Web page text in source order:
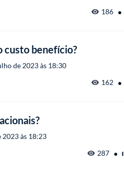
186 •
custo benefício?
de 2023 às 18:30
162 •
2023 às 18:23
287 •